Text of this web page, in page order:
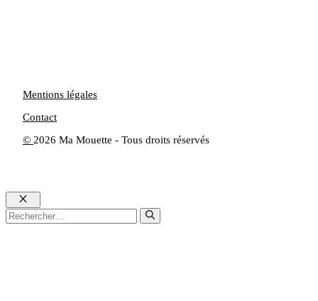
© 2026 Ma Mouette - Tous droits réservés
Mentions légales
Contact
Fermer
Rechercher :